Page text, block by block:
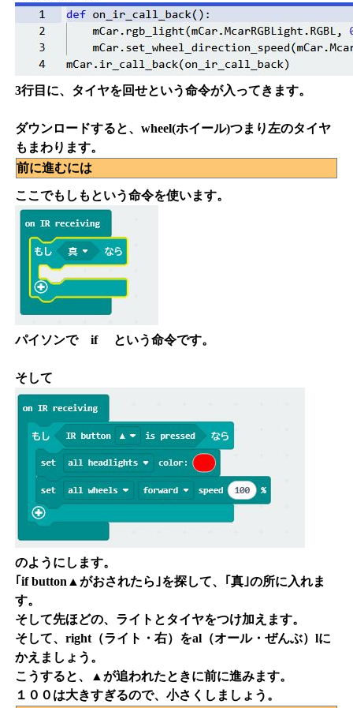
3行目に、タイヤを回せという命令が入ってきます。
ダウンロードすると、wheel(ホイール)つまり左のタイヤ
もまわります。
前に進むには
ここでもしもという命令を使います。
パイソンで if という命令です。
そして
のようにします。
｢if button▲がおされたら｣を探して、｢真｣の所に入れま
す。
そして先ほどの、ライトとタイヤをつけ加えます。
そして、right（ライト・右）をal（オール・ぜんぶ）lに
かえましょう。
こうすると、▲が追われたときに前に進みます。
１００は大きすぎるので、小さくしましょう。